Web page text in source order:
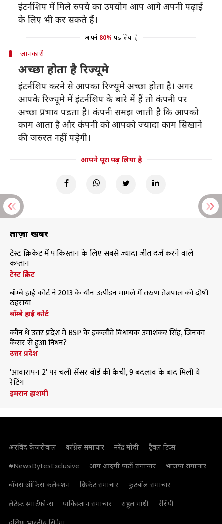
इंटर्नशिप में मिले रुपये का उपयोग आप आगे अपनी पढ़ाई
के लिए भी कर सकते हैं।
आपने 80% पढ़ लिया है
जानकारी
अच्छा होता है रिज्यूमे
इंटर्नशिप करने से आपका रिज्यूमे अच्छा होता है। अगर
आपके रिज्यूमे में इंटर्नशिप के बारे में हैं तो कंपनी पर
अच्छा प्रभाव पड़ता है। कंपनी समझ जाती है कि आपको
काम आता है और कंपनी को आपको ज्यादा काम सिखाने
की जरुरत नहीं पड़ेगी।
आपने पूरा पढ़ लिया है
ताज़ा खबरें
टेस्ट क्रिकेट में पाकिस्तान के लिए सबसे ज्यादा जीत दर्ज करने वाले
कप्तान
टेस्ट क्रिकेट
बॉम्बे हाई कोर्ट ने 2013 के यौन उत्पीड़न मामले में तरुण तेजपाल को दोषी
ठहराया
बॉम्बे हाई कोर्ट
कौन थे उत्तर प्रदेश में BSP के इकलौते विधायक उमाशंकर सिंह, जिनका
कैंसर से हुआ निधन?
उत्तर प्रदेश
'आवारापन 2' पर चली सेंसर बोर्ड की कैंची, 9 बदलाव के बाद मिली ये
रेटिंग
इमरान हाशमी
अरविंद केजरीवाल कांग्रेस समाचार नरेंद्र मोदी
ट्रैवल टिप्स
#NewsBytesExclusive
आम आदमी पार्टी समाचार
भाजपा समाचार
बॉक्स ऑफिस कलेक्शन
क्रिकेट समाचार
फुटबॉल समाचार
लेटेस्ट स्मार्टफोन्स
पाकिस्तान समाचार राहुल गांधी
रेसिपी